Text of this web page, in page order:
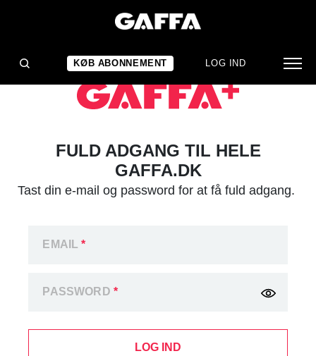
KØB ABONNEMENT LOG IND
FULD ADGANG TIL HELE
GAFFA.DK
Tast din e-mail og password for at få fuld adgang.
EMAIL*
PASSWORD *
LOG IND